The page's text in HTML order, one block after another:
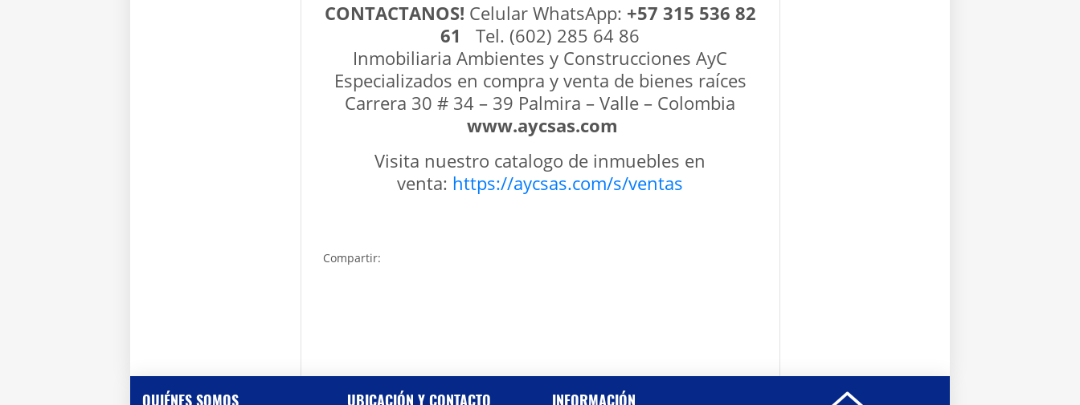
CONTACTANOS! Celular WhatsApp: +57 315 536 82
61
Tel. (602) 285 64 86
Inmobiliaria Ambientes y Construcciones AyC
Especializados en compra y venta de bienes raíces
Carrera 30 # 34 – 39 Palmira – Valle – Colombia
www.aycsas.com
Visita nuestro catalogo de inmuebles en
venta: https://aycsas.com/s/ventas
Compartir:
QUIÉNES SOMOS UBICACIÓN Y CONTACTO INFORMACIÓN